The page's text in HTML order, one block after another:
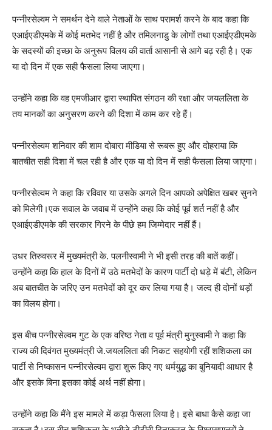
पन्नीरसेल्वम ने समर्थन देने वाले नेताओं के साथ परामर्श करने के बाद कहा कि
एआईएडीएमके में कोई मतभेद नहीं है और तमिलनाडु के लोगों तथा एआईएडीएमके
के सदस्यों की इच्छा के अनुरूप विलय की वार्ता आसानी से आगे बढ़ रही है। एक
या दो दिन में एक सही फैसला लिया जाएगा।
उन्होंने कहा कि वह एमजीआर द्वारा स्थापित संगठन की रक्षा और जयललिता के
तय मानकों का अनुसरण करने की दिशा में काम कर रहे हैं।
पन्नीरसेल्वम शनिवार की शाम दोबारा मीडिया से रूबरू हुए और दोहराया कि
बातचीत सही दिशा में चल रही है और एक या दो दिन में सही फैसला लिया जाएगा।
पन्नीरसेल्वम ने कहा कि रविवार या उसके अगले दिन आपको अपेक्षित खबर सुनने
को मिलेगी।एक सवाल के जवाब में उन्होंने कहा कि कोई पूर्व शर्त नहीं है और
एआईएडीएमके की सरकार गिरने के पीछे हम जिम्मेदार नहीं हैं।
उधर तिरुवरूर में मुख्यमंत्री के. पलनीस्वामी ने भी इसी तरह की बातें कहीं।
उन्होंने कहा कि हाल के दिनों में उठे मतभेदों के कारण पार्टी दो धड़े में बंटी, लेकिन
अब बातचीत के जरिए उन मतभेदों को दूर कर लिया गया है। जल्द ही दोनों धड़ों
का विलय होगा।
इस बीच पन्नीरसेल्वम गुट के एक वरिष्ठ नेता व पूर्व मंत्री मुनुस्वामी ने कहा कि
राज्य की दिवंगत मुख्यमंत्री जे.जयललिता की निकट सहयोगी रहीं शशिकला का
पार्टी से निष्कासन पन्नीरसेल्वम द्वारा शुरू किए गए धर्मयुद्ध का बुनियादी आधार है
और इसके बिना इसका कोई अर्थ नहीं होगा।
उन्होंने कहा कि मैंने इस मामले में कड़ा फैसला लिया है। इसे बाधा कैसे कहा जा